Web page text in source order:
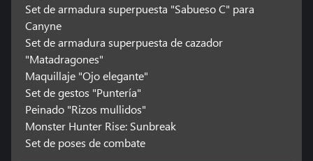
Set de armadura superpuesta "Sabueso C" para
Canyne
Set de armadura superpuesta de cazador
"Matadragones"
Maquillaje "Ojo elegante"
Set de gestos "Puntería"
Peinado "Rizos mullidos"
Monster Hunter Rise: Sunbreak
Set de poses de combate